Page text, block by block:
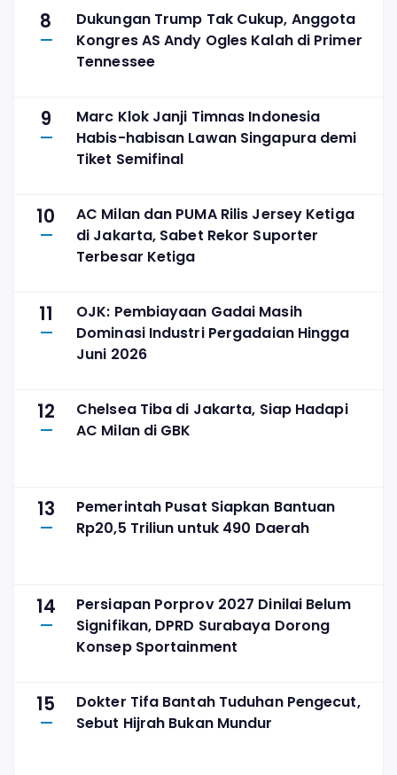
8
Dukungan Trump Tak Cukup, Anggota
Kongres AS Andy Ogles Kalah di Primer
Tennessee
9
Marc Klok Janji Timnas Indonesia
Habis-habisan Lawan Singapura demi
Tiket Semifinal
10
AC Milan dan PUMA Rilis Jersey Ketiga
di Jakarta, Sabet Rekor Suporter
Terbesar Ketiga
11
OJK: Pembiayaan Gadai Masih
Dominasi Industri Pergadaian Hingga
Juni 2026
12
Chelsea Tiba di Jakarta, Siap Hadapi
AC Milan di GBK
13
Pemerintah Pusat Siapkan Bantuan
Rp20,5 Triliun untuk 490 Daerah
14
Persiapan Porprov 2027 Dinilai Belum
Signifikan, DPRD Surabaya Dorong
Konsep Sportainment
15
Dokter Tifa Bantah Tuduhan Pengecut,
Sebut Hijrah Bukan Mundur